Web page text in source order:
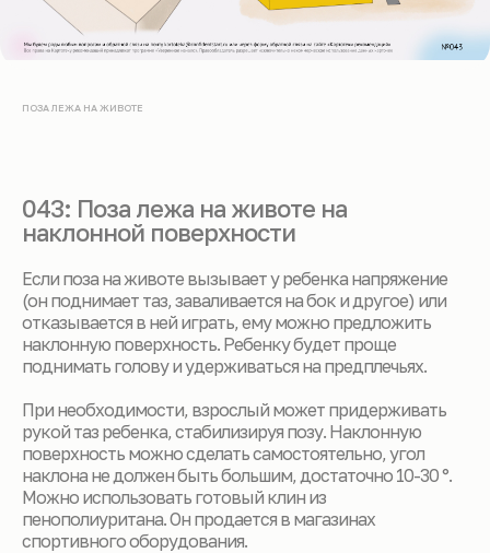
ПОЗА ЛЕЖА НА ЖИВОТЕ
043: Поза лежа на животе на
наклонной поверхности
Если поза на животе вызывает у ребенка напряжение
(он поднимает таз, заваливается на бок и другое) или
отказывается в ней играть, ему можно предложить
наклонную поверхность. Ребенку будет проще
поднимать голову и удерживаться на предплечьях.
При необходимости, взрослый может придерживать
рукой таз ребенка, стабилизируя позу. Наклонную
поверхность можно сделать самостоятельно, угол
наклона не должен быть большим, достаточно 10-30 °.
Можно использовать готовый клин из
пенополиуритана. Он продается в магазинах
спортивного оборудования.